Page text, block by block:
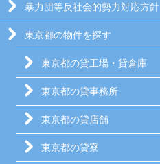
暴力団等反社会的勢力対応方針
東京都の物件を探す
東京都の貸工場・貸倉庫
東京都の貸事務所
東京都の貸店舗
東京都の貸寮